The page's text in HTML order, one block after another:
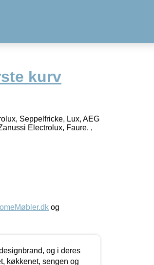
kurv
Seppelfricke, Lux, AEG
Electrolux, Faure, ,
og
og i deres
køkkenet, sengen og